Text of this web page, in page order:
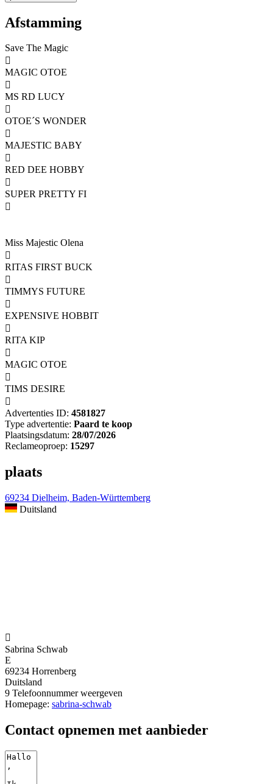
Afstamming
Save The Magic

MAGIC OTOE

MS RD LUCY

OTOE´S WONDER

MAJESTIC BABY

RED DEE HOBBY

SUPER PRETTY FI

Miss Majestic Olena

RITAS FIRST BUCK

TIMMYS FUTURE

EXPENSIVE HOBBIT

RITA KIP

MAGIC OTOE

TIMS DESIRE

Advertenties ID: 4581827
Type advertentie: Paard te koop
Plaatsingsdatum: 28/07/2026
Reclameoproep: 15297
plaats
69234 Dielheim, Baden-Württemberg
Duitsland

Sabrina Schwab
E
69234 Horrenberg
Duitsland
9 Telefoonnummer weergeven
Homepage: sabrina-schwab
Contact opnemen met aanbieder